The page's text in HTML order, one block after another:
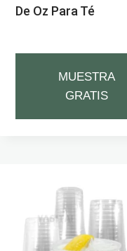
De Oz Para Té
MUESTRA
GRATIS